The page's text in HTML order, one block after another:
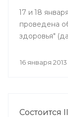
17 и 18
проведена
здоровья"
16 января 2013
Состоится